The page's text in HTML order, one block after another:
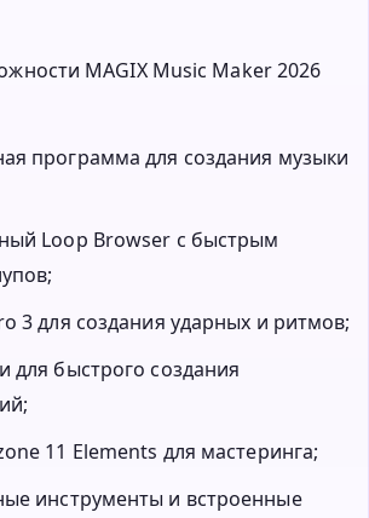
MAGIX Music Maker 2026
программа для создания музыки
Loop Browser с быстрым
3 для создания ударных и ритмов;
для быстрого создания
11 Elements для мастеринга;
инструменты и встроенные